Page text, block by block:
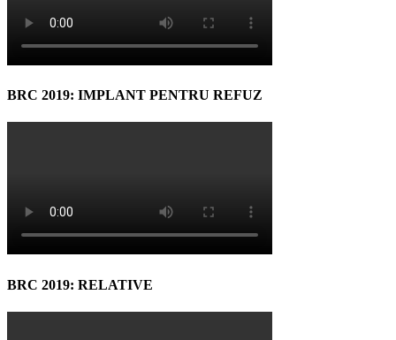
BRC 2019: IMPLANT PENTRU REFUZ
BRC 2019: RELATIVE